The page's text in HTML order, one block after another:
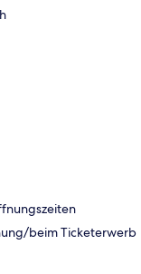
beim Ticketerwerb